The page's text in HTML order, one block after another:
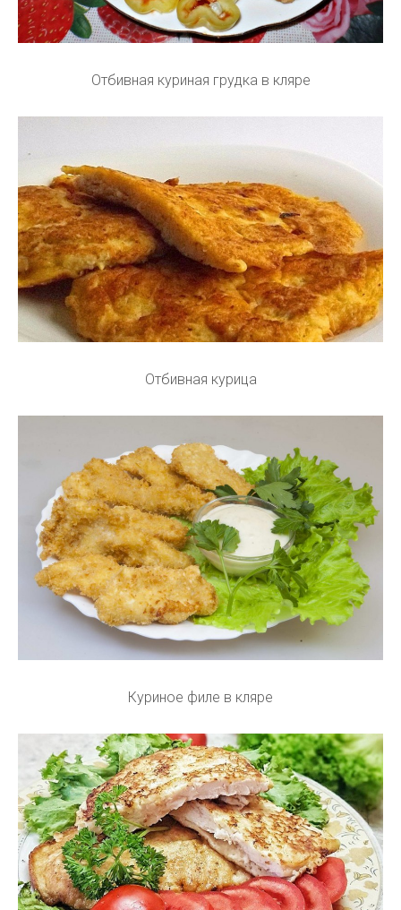
Отбивная куриная грудка в кляре
Отбивная курица
Куриное филе в кляре